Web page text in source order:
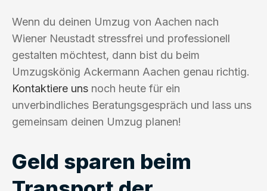
Wenn du deinen Umzug von Aachen nach
Wiener Neustadt stressfrei und professionell
gestalten möchtest, dann bist du beim
Umzugskönig Ackermann Aachen genau richtig.
Kontaktiere uns noch heute für ein
unverbindliches Beratungsgespräch und lass uns
gemeinsam deinen Umzug planen!
Geld sparen beim